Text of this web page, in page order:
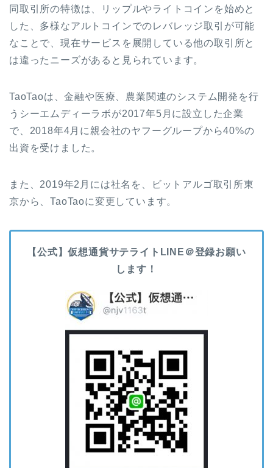
同取引所の特徴は、リップルやライトコインを始めと
した、多様なアルトコインでのレバレッジ取引が可能
なことで、現在サービスを展開している他の取引所と
は違ったニーズがあると見られています。
TaoTaoは、金融や医療、農業関連のシステム開発を行
うシーエムディーラボが2017年5月に設立した企業
で、2018年4月に親会社のヤフーグループから40%の
出資を受けました。
また、2019年2月には社名を、ビットアルゴ取引所東
京から、TaoTaoに変更しています。
【公式】仮想通貨サテライトLINE＠登録お願い
します！